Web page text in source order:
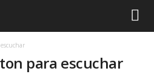
para escuchar